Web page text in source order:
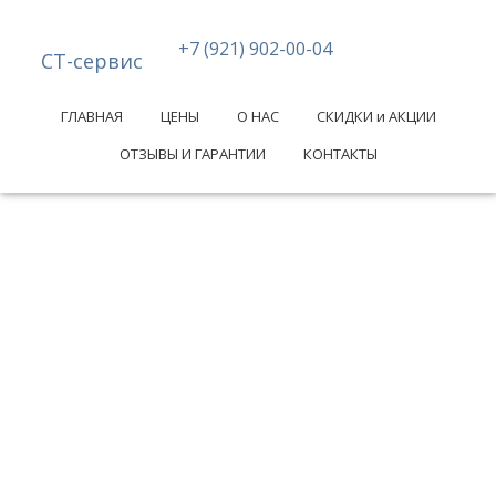
СТ-сервис +7 (921) 902-00-04
ГЛАВНАЯ ЦЕНЫ О НАС
СКИДКИ и АКЦИИ
ОТЗЫВЫ И ГАРАНТИИ
КОНТАКТЫ